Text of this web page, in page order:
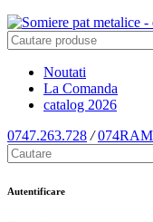
Noutati
La Comanda
catalog 2026
0747.263.728 /
Autentificare